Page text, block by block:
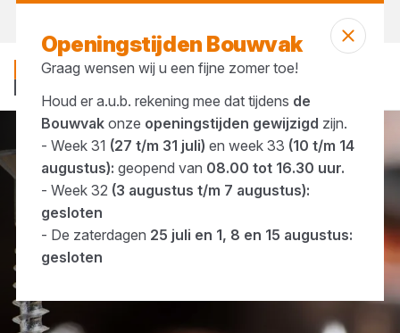
IJzerwaren Schroeven & Pluggen
Openingstijden Bouwvak
Graag wensen wij u een fijne zomer toe!
Houd er a.u.b. rekening mee dat tijdens de
Bouwvakonze openingstijden gewijzigd zijn.
- Week 31 (27 t/m 31 juli) en week 33 (10 t/m 14
augustus): geopend van 08.00 tot 16.30 uur.
- Week 32 (3 augustus t/m 7 augustus):
gesloten
- De zaterdagen 25 juli en 1, 8 en 15 augustus:
gesloten